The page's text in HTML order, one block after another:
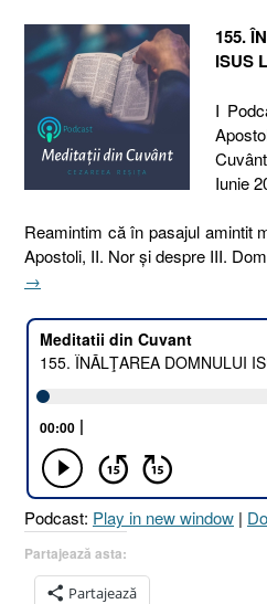
155.
ISUS
I
Iunie
Reamintim că în pasajul amintit
Apostoli, II. Nor şi despre III.
„155.
DOMNULUI
ISUS
CER
III.
DOMNUL
ISUS
[Faptele
Apostolilor
1.6-
11]”
→
Podcast: Play in new window |
Partajează asta:
Partajează